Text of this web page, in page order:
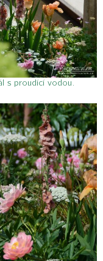
s proudící vodou.